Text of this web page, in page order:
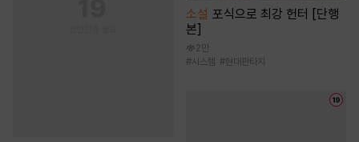
소설 포식으로 최강 헌터 [단행
본]
2만
#시스템 #현대판타지